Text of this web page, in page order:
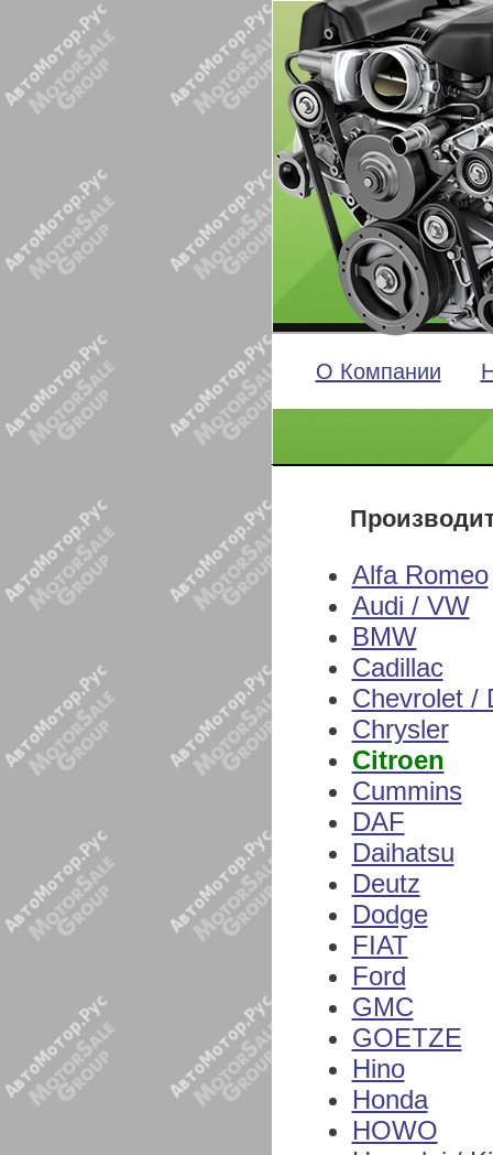
О Компании
Alfa Romeo
Audi / VW
BMW
Cadillac
Chevrolet /
Chrysler
Citroen
Cummins
DAF
Daihatsu
Deutz
Dodge
FIAT
Ford
GMC
GOETZE
Hino
Honda
HOWO